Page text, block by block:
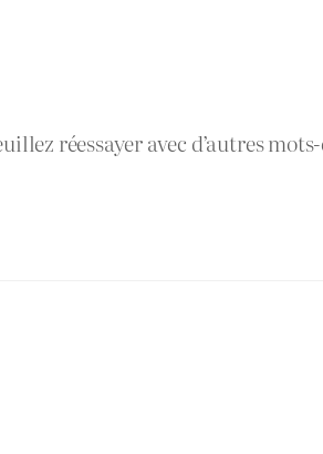
réessayer avec d’autres